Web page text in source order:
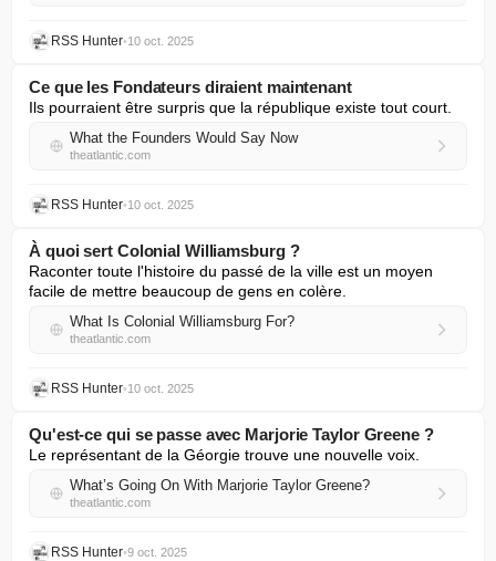
RSS Hunter•10 oct. 2025
Ce que les Fondateurs diraient maintenant
Ils pourraient être surpris que la république existe tout court.
What the Founders Would Say Now
theatlantic.com
RSS Hunter•10 oct. 2025
À quoi sert Colonial Williamsburg ?
Raconter toute l'histoire du passé de la ville est un moyen
facile de mettre beaucoup de gens en colère.
What Is Colonial Williamsburg For?
theatlantic.com
RSS Hunter•10 oct. 2025
Qu'est-ce qui se passe avec Marjorie Taylor Greene ?
Le représentant de la Géorgie trouve une nouvelle voix.
What’s Going On With Marjorie Taylor Greene?
theatlantic.com
RSS Hunter•9 oct. 2025